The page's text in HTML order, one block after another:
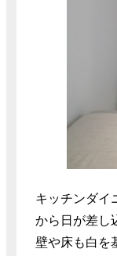
キッチンダイ
から日が差し
壁や床も白を